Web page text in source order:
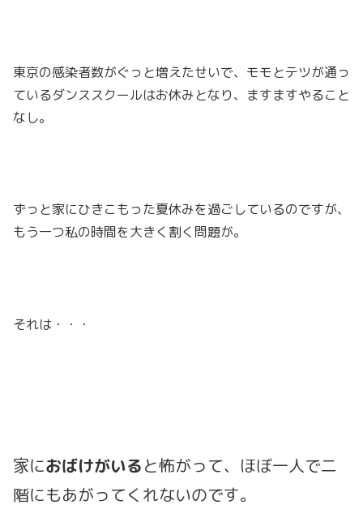
東京の感染者数がぐっと増えたせいで、モモとテツが通っ
ているダンススクールはお休みとなり、ますますやること
なし。
ずっと家にひきこもった夏休みを過ごしているのですが、
もう一つ私の時間を大きく割く問題が。
それは・・・
家におばけがいると怖がって、ほぼ一人で二
階にもあがってくれないのです。